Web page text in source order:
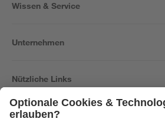
Wissen & Service
Unternehmen
Nützliche Links